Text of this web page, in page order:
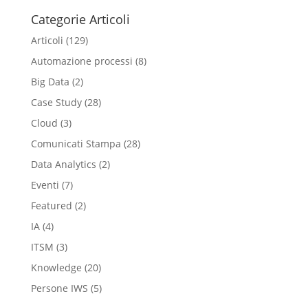
Categorie Articoli
Articoli (129)
Automazione processi (8)
Big Data (2)
Case Study(28)
Cloud (3)
Comunicati Stampa (28)
Data Analytics (2)
Eventi (7)
Featured (2)
IA(4)
ITSM (3)
Knowledge (20)
Persone IWS (5)